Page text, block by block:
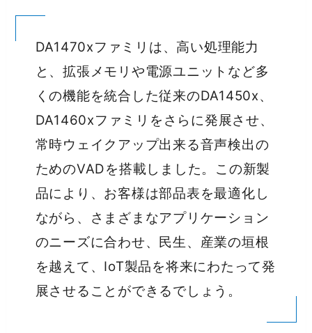
DA1470xファミリは、高い処理能力
と、拡張メモリや電源ユニットなど多
くの機能を統合した従来のDA1450x、
DA1460xファミリをさらに発展させ、
常時ウェイクアップ出来る音声検出の
ためのVADを搭載しました。この新製
品により、お客様は部品表を最適化し
ながら、さまざまなアプリケーション
のニーズに合わせ、民生、産業の垣根
を越えて、IoT製品を将来にわたって発
展させることができるでしょう。